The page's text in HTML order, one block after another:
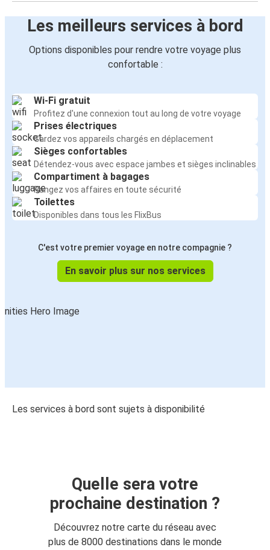
Les meilleurs services à bord
Options disponibles pour rendre votre voyage plus
confortable :
Wi-Fi gratuit
Profitez d'une connexion tout au long de votre voyage
Prises électriques
Gardez vos appareils chargés en déplacement
Sièges confortables
Détendez-vous avec espace jambes et sièges inclinables
Compartiment à bagages
Rangez vos affaires en toute sécurité
Toilettes
Disponibles dans tous les FlixBus
C'est votre premier voyage en notre compagnie ?
En savoir plus sur nos services
Les services à bord sont sujets à disponibilité
Quelle sera votre
prochaine destination ?
Découvrez notre carte du réseau avec
plus de 8000 destinations dans le monde